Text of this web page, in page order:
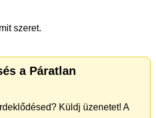
szeret.
a Páratlan
Küldj üzenetet! A